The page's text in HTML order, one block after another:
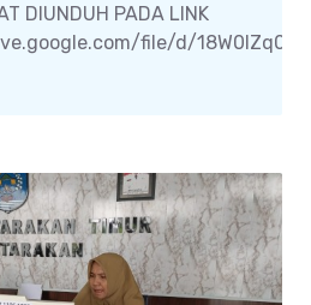
DIUNDUH PADA LINK
file/d/